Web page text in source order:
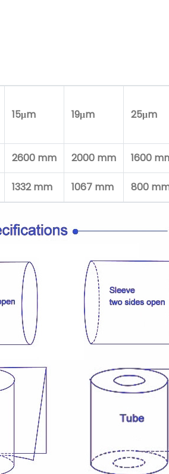
15μm 19μm 25μm
2600 mm 2000 mm 1600
1332 mm 1067 mm 800